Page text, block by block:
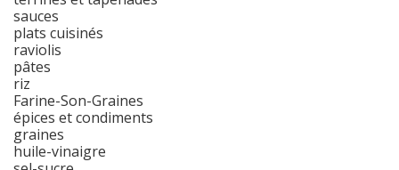
sauces
plats cuisinés
raviolis
pâtes
riz
Farine-Son-Graines
épices et condiments
graines
huile-vinaigre